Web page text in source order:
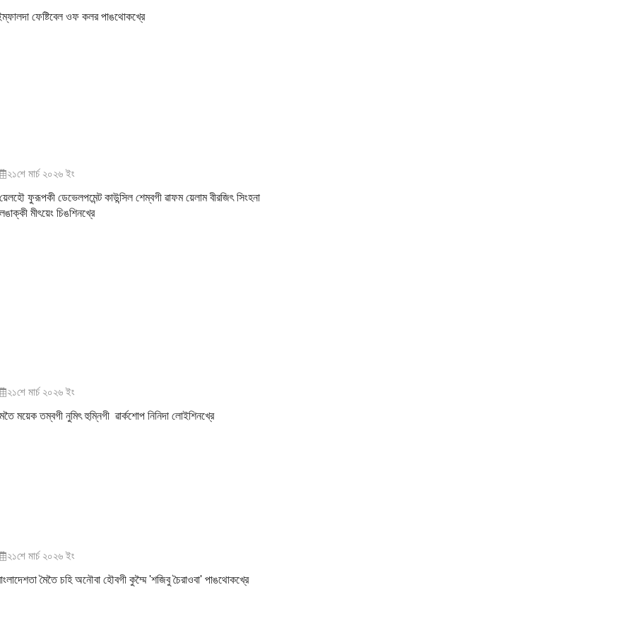
ফেষ্টিবেল ওফ কলর পাঙথোকখ্রে
২১শে মার্চ ২০২৬ ইং
ফুরূপকী ডেভেলপমেন্ট কাউন্সিল শেম্বগী ৱাফম য়েলাম বীরজিৎ সিংহনা
মীৎয়েং চিঙশিনখ্রে
২১শে মার্চ ২০২৬ ইং
ময়েক তম্বগী নুমিৎ হুম্নিগী ৱার্কশোপ নিনিদা লোইশিনখ্রে
২১শে মার্চ ২০২৬ ইং
মৈতৈ চহি অনৌবা হৌবগী কুম্মৈ 'শজিবু চৈরাওবা' পাঙথোকখ্রে